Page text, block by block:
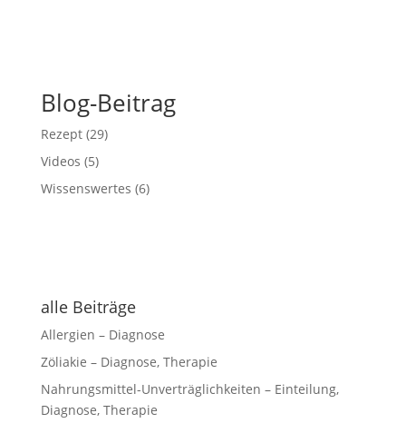
Blog-Beitrag
Rezept(29)
Videos (5)
Wissenswertes (6)
alle Beiträge
Allergien – Diagnose
Zöliakie – Diagnose, Therapie
Nahrungsmittel-Unverträglichkeiten – Einteilung,
Diagnose, Therapie